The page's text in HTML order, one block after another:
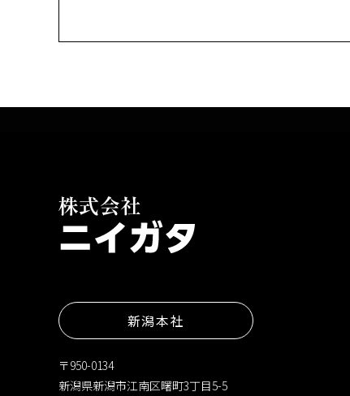
新潟本社
〒950-0134
新潟県新潟市江南区曙町3丁目5-5